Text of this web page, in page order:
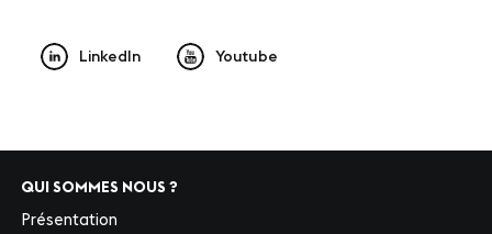
LinkedIn Youtube
QUI SOMMES NOUS ?
Présentation